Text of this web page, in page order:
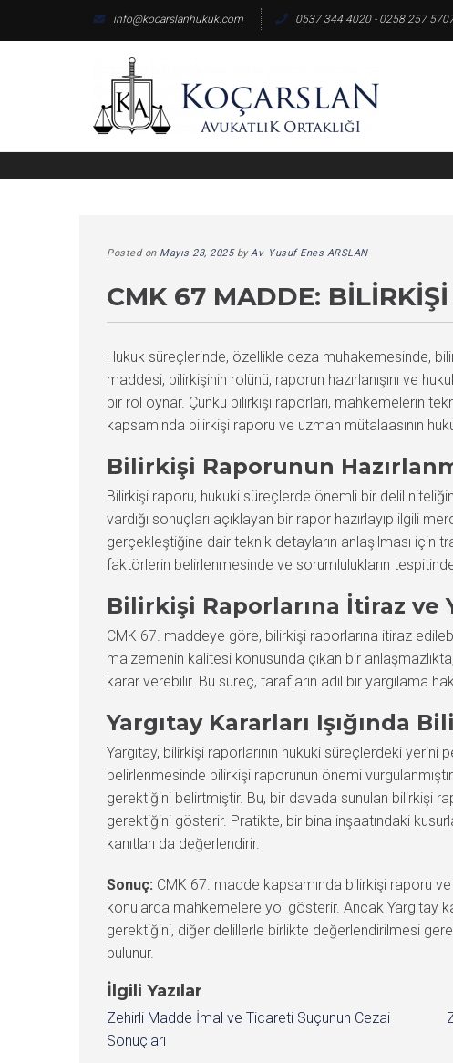
info@kocarslanhukuk.com 0537 344 4020 - 0258 257
Posted on Mayıs 23, 2025byAv. Yusuf Enes ARSLAN
CMK 67 MADDE:
Hukuk süreçlerinde, özellikle ceza muhakemesinde,
maddesi, bilirkişinin rolünü, raporun hazırlanışını ve
bir rol oynar. Çünkü bilirkişi raporları, mahkemelerin
kapsamında bilirkişi raporu ve uzman mütalaasının
Bilirkişi Raporunun
Bilirkişi raporu, hukuki süreçlerde önemli bir delil
vardığı sonuçları açıklayan bir rapor hazırlayıp ilgili
gerçekleştiğine dair teknik detayların anlaşılması
faktörlerin belirlenmesinde ve sorumlulukların
Bilirkişi Raporlarına İtiraz ve
CMK 67. maddeye göre, bilirkişi raporlarına itiraz
malzemenin kalitesi konusunda çıkan bir
karar verebilir. Bu süreç, tarafların adil bir yargılama
Yargıtay Kararları Işığında
Yargıtay, bilirkişi raporlarının hukuki süreçlerdeki yerini
belirlenmesinde bilirkişi raporunun önemi
gerektiğini belirtmiştir. Bu, bir davada sunulan bilirkişi
gerektiğini gösterir. Pratikte, bir bina inşaatındaki
kanıtları da değerlendirir.
Sonuç: CMK 67. madde kapsamında bilirkişi raporu
konularda mahkemelere yol gösterir. Ancak Yargıtay
gerektiğini, diğer delillerle birlikte değerlendirilmesi
bulunur.
İlgili Yazılar
Zehirli Madde İmal ve Ticareti Suçunun Cezai
Sonuçları